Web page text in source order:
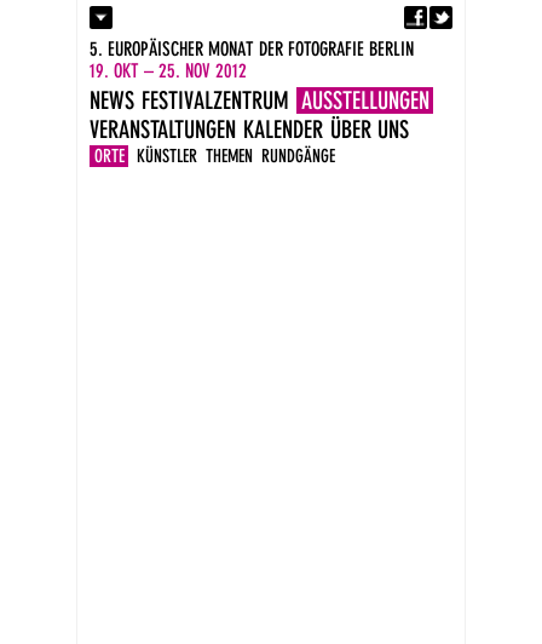
Kontakt
Presse
Impressum
DE
EN
5. EUROPÄISCHER MONAT DER FOTOGRAFIE BERLIN
19. OKT – 25. NOV 2012
NEWS FESTIVALZENTRUM AUSSTELLUNGEN
ORTE KÜNSTLER THEMEN RUNDGÄNGE
VERANSTALTUNGEN KALENDER ÜBER UNS